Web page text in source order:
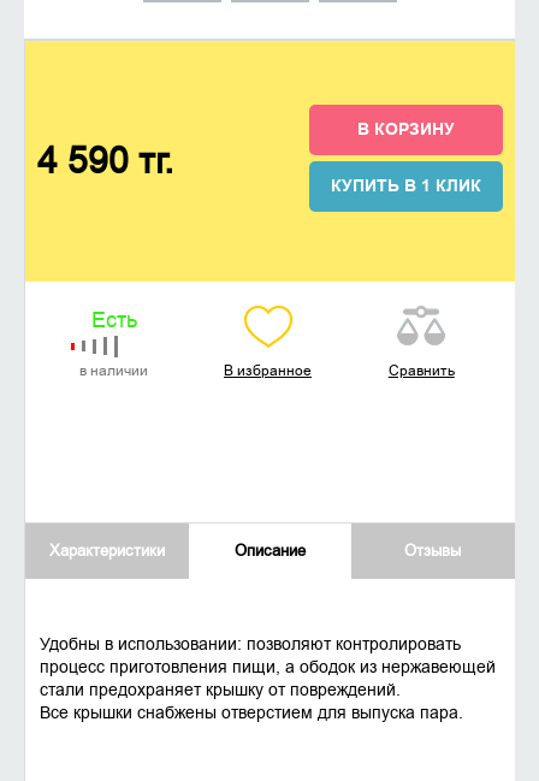
4 590 тг.
В КОРЗИНУ
КУПИТЬ В 1 КЛИК
Есть
в наличии В избранное Сравнить
Характеристики Описание Отзывы
Удобны в использовании: позволяют контролировать
процесс приготовления пищи, а ободок из нержавеющей
стали предохраняет крышку от повреждений.
Все крышки снабжены отверстием для выпуска пара.